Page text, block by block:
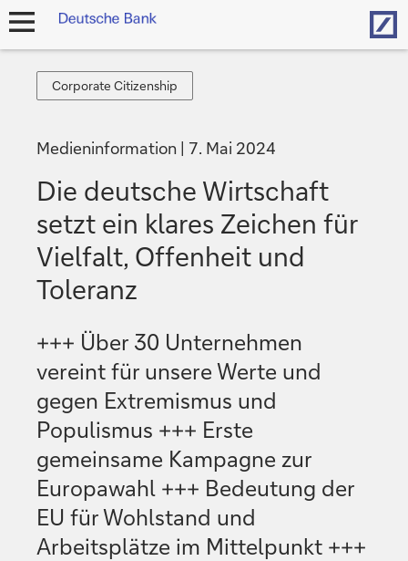
Navigation
Corporate
Citizenship
Corporate Citizenship
Medieninformation 7. Mai 2024
Die deutsche Wirtschaft
setzt ein klares Zeichen für
Vielfalt, Offenheit und
Toleranz
+++ Über 30 Unternehmen
vereint für unsere Werte und
gegen Extremismus und
Populismus +++ Erste
gemeinsame Kampagne zur
Europawahl +++ Bedeutung der
EU für Wohlstand und
Arbeitsplätze im Mittelpunkt +++